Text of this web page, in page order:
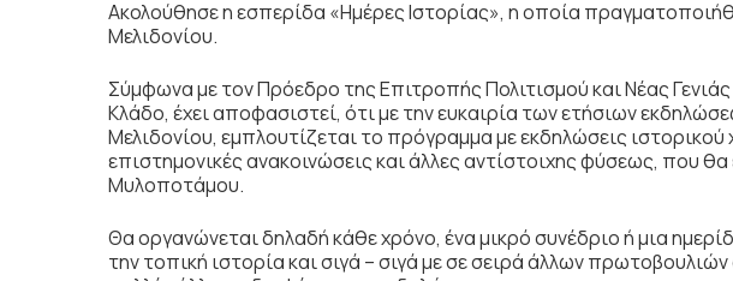
Ακολούθησε η εσπερίδα «Ημέρες Ιστορίας», η οποία
Μελιδονίου.
Σύμφωνα με τον Πρόεδρο της Επιτροπής Πολιτισμού και Νέας
Κλάδο, έχει αποφασιστεί, ότι με την ευκαιρία των ετήσιων
Μελιδονίου, εμπλουτίζεται το πρόγραμμα με εκδηλώσεις
επιστημονικές ανακοινώσεις και άλλες αντίστοιχης φύσεως, που
Μυλοποτάμου.
Θα οργανώνεται δηλαδή κάθε χρόνο, ένα μικρό συνέδριο ή μια
την τοπική ιστορία και σιγά – σιγά με σε σειρά άλλων